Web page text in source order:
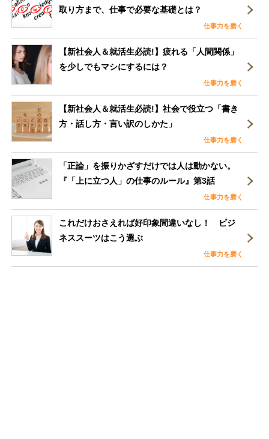
取り方まで、仕事で必要な基礎とは？
仕事力を磨く
【新社会人＆就活生必読!】疲れる「人間関係」
を少しでもマシにするには？
仕事力を磨く
【新社会人＆就活生必読!】社会で役立つ「書き
方・話し方・言い訳のしかた」
仕事力を磨く
「正論」を振りかざすだけでは人は動かない。
『「上に立つ人」の仕事のルール』第3話
仕事力を磨く
これだけおさえれば好印象間違いなし！ ビジ
ネススーツはこう選ぶ
仕事力を磨く